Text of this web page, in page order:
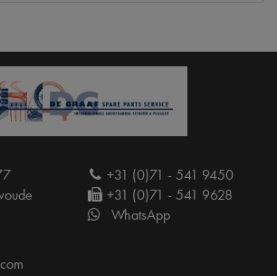
+31 (0)71 - 541 9450
+31 (0)71 - 541 9628
WhatsApp